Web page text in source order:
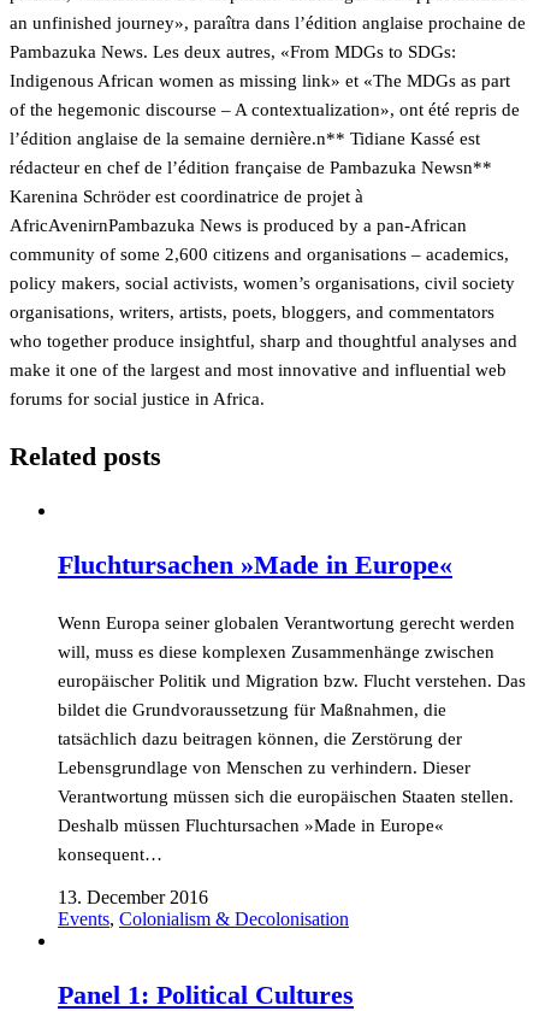
an unfinished journey», paraîtra dans l’édition anglaise prochaine de
Pambazuka News. Les deux autres, «From MDGs to SDGs:
Indigenous African women as missing link» et «The MDGs as part
of the hegemonic discourse – A contextualization», ont été repris de
l’édition anglaise de la semaine dernière.n** Tidiane Kassé est
rédacteur en chef de l’édition française de Pambazuka Newsn**
Karenina Schröder est coordinatrice de projet à
AfricAvenirnPambazuka News is produced by a pan-African
community of some 2,600 citizens and organisations – academics,
policy makers, social activists, women’s organisations, civil society
organisations, writers, artists, poets, bloggers, and commentators
who together produce insightful, sharp and thoughtful analyses and
make it one of the largest and most innovative and influential web
forums for social justice in Africa.
Related posts
Fluchtursachen »Made in Europe«
Wenn Europa seiner globalen Verantwortung gerecht werden
will, muss es diese komplexen Zusammenhänge zwischen
europäischer Politik und Migration bzw. Flucht verstehen. Das
bildet die Grundvoraussetzung für Maßnahmen, die
tatsächlich dazu beitragen können, die Zerstörung der
Lebensgrundlage von Menschen zu verhindern. Dieser
Verantwortung müssen sich die europäischen Staaten stellen.
Deshalb müssen Fluchtursachen »Made in Europe«
konsequent…
13. December 2016
Events, Colonialism & Decolonisation
Panel 1: Political Cultures